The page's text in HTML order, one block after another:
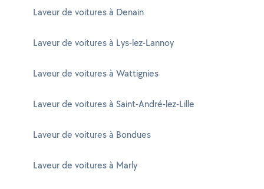
Laveur de voitures à Denain
Laveur de voitures à Lys-lez-Lannoy
Laveur de voitures à Wattignies
Laveur de voitures à Saint-André-lez-Lille
Laveur de voitures à Bondues
Laveur de voitures à Marly